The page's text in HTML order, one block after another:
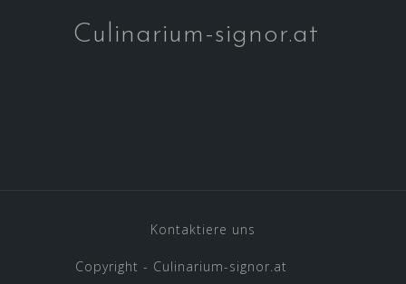
Culinarium-signor.at
Kontaktiere uns